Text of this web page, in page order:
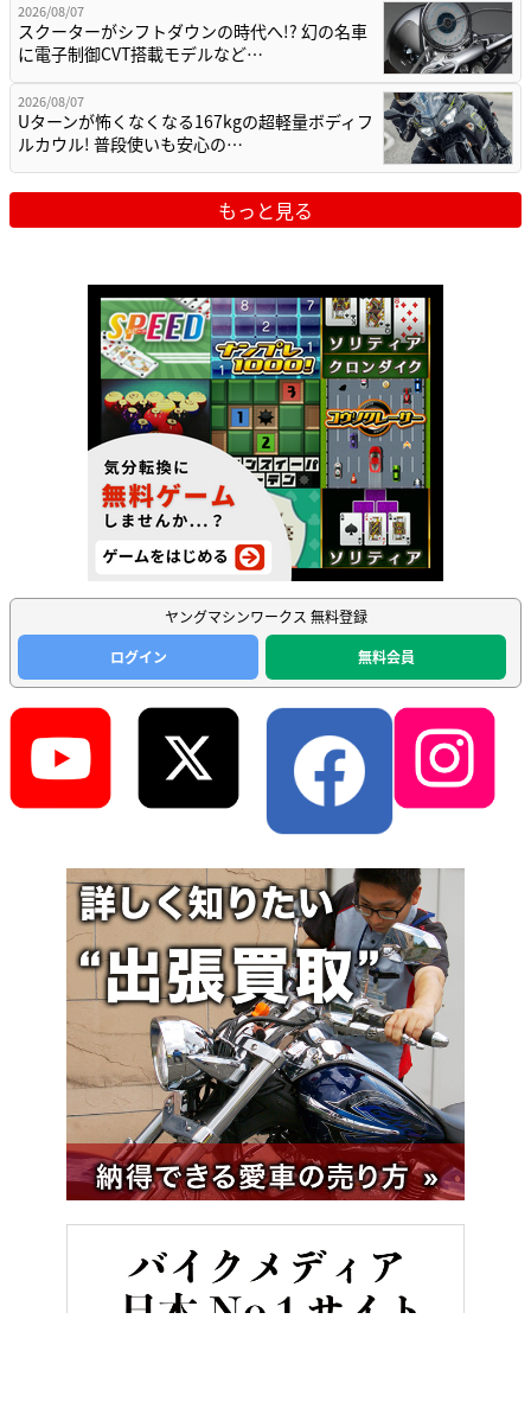
2026/08/07
スクーターがシフトダウンの時代へ!? 幻の名車
に電子制御CVT搭載モデルなど…
2026/08/07
Uターンが怖くなくなる167kgの超軽量ボディフ
ルカウル! 普段使いも安心の…
もっと見る
ヤングマシンワークス 無料登録
ログイン
無料会員